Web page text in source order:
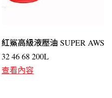
紅鯊高級液壓油 SUPER AWS
32 46 68 200L
查看內容